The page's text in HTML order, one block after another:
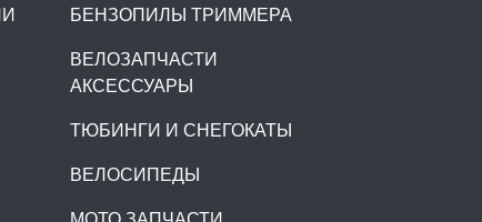
БЕНЗОПИЛЫ ТРИММЕРА
ВЕЛОЗАПЧАСТИ
АКСЕССУАРЫ
ТЮБИНГИ И СНЕГОКАТЫ
ВЕЛОСИПЕДЫ